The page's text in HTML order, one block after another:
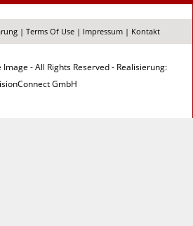
| Terms Of Use| Impressum| Kontakt
- All Rights Reserved - Realisierung:
GmbH